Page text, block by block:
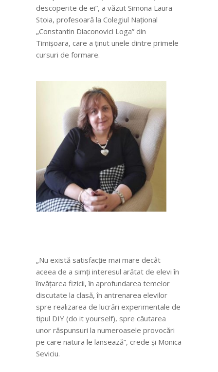
descoperite de ei”, a văzut Simona Laura
Stoia, profesoară la Colegiul Național
„Constantin Diaconovici Loga” din
Timișoara, care a ținut unele dintre primele
cursuri de formare.
„Nu există satisfacție mai mare decât
aceea de a simți interesul arătat de elevi în
învățarea fizicii, în aprofundarea temelor
discutate la clasă, în antrenarea elevilor
spre realizarea de lucrări experimentale de
tipul DIY (do it yourself), spre căutarea
unor răspunsuri la numeroasele provocări
pe care natura le lansează”, crede și Monica
Seviciu.